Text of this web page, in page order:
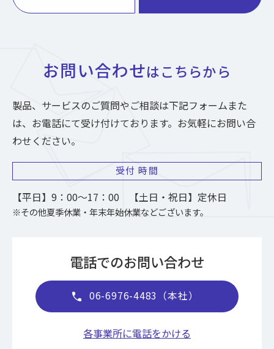
お問い合わせはこちらから
製品、サービスのご質問やご相談は下記フォームまた
は、お電話にて受け付けております。お気軽にお問い合
わせください。
受付 時間
【平日】9：00～17：00 【土日・祝日】定休日
※その他夏季休業・年末年始休業などございます。
電話でのお問い合わせ
call 06-6976-4483（本社）
各事業所に電話をかける